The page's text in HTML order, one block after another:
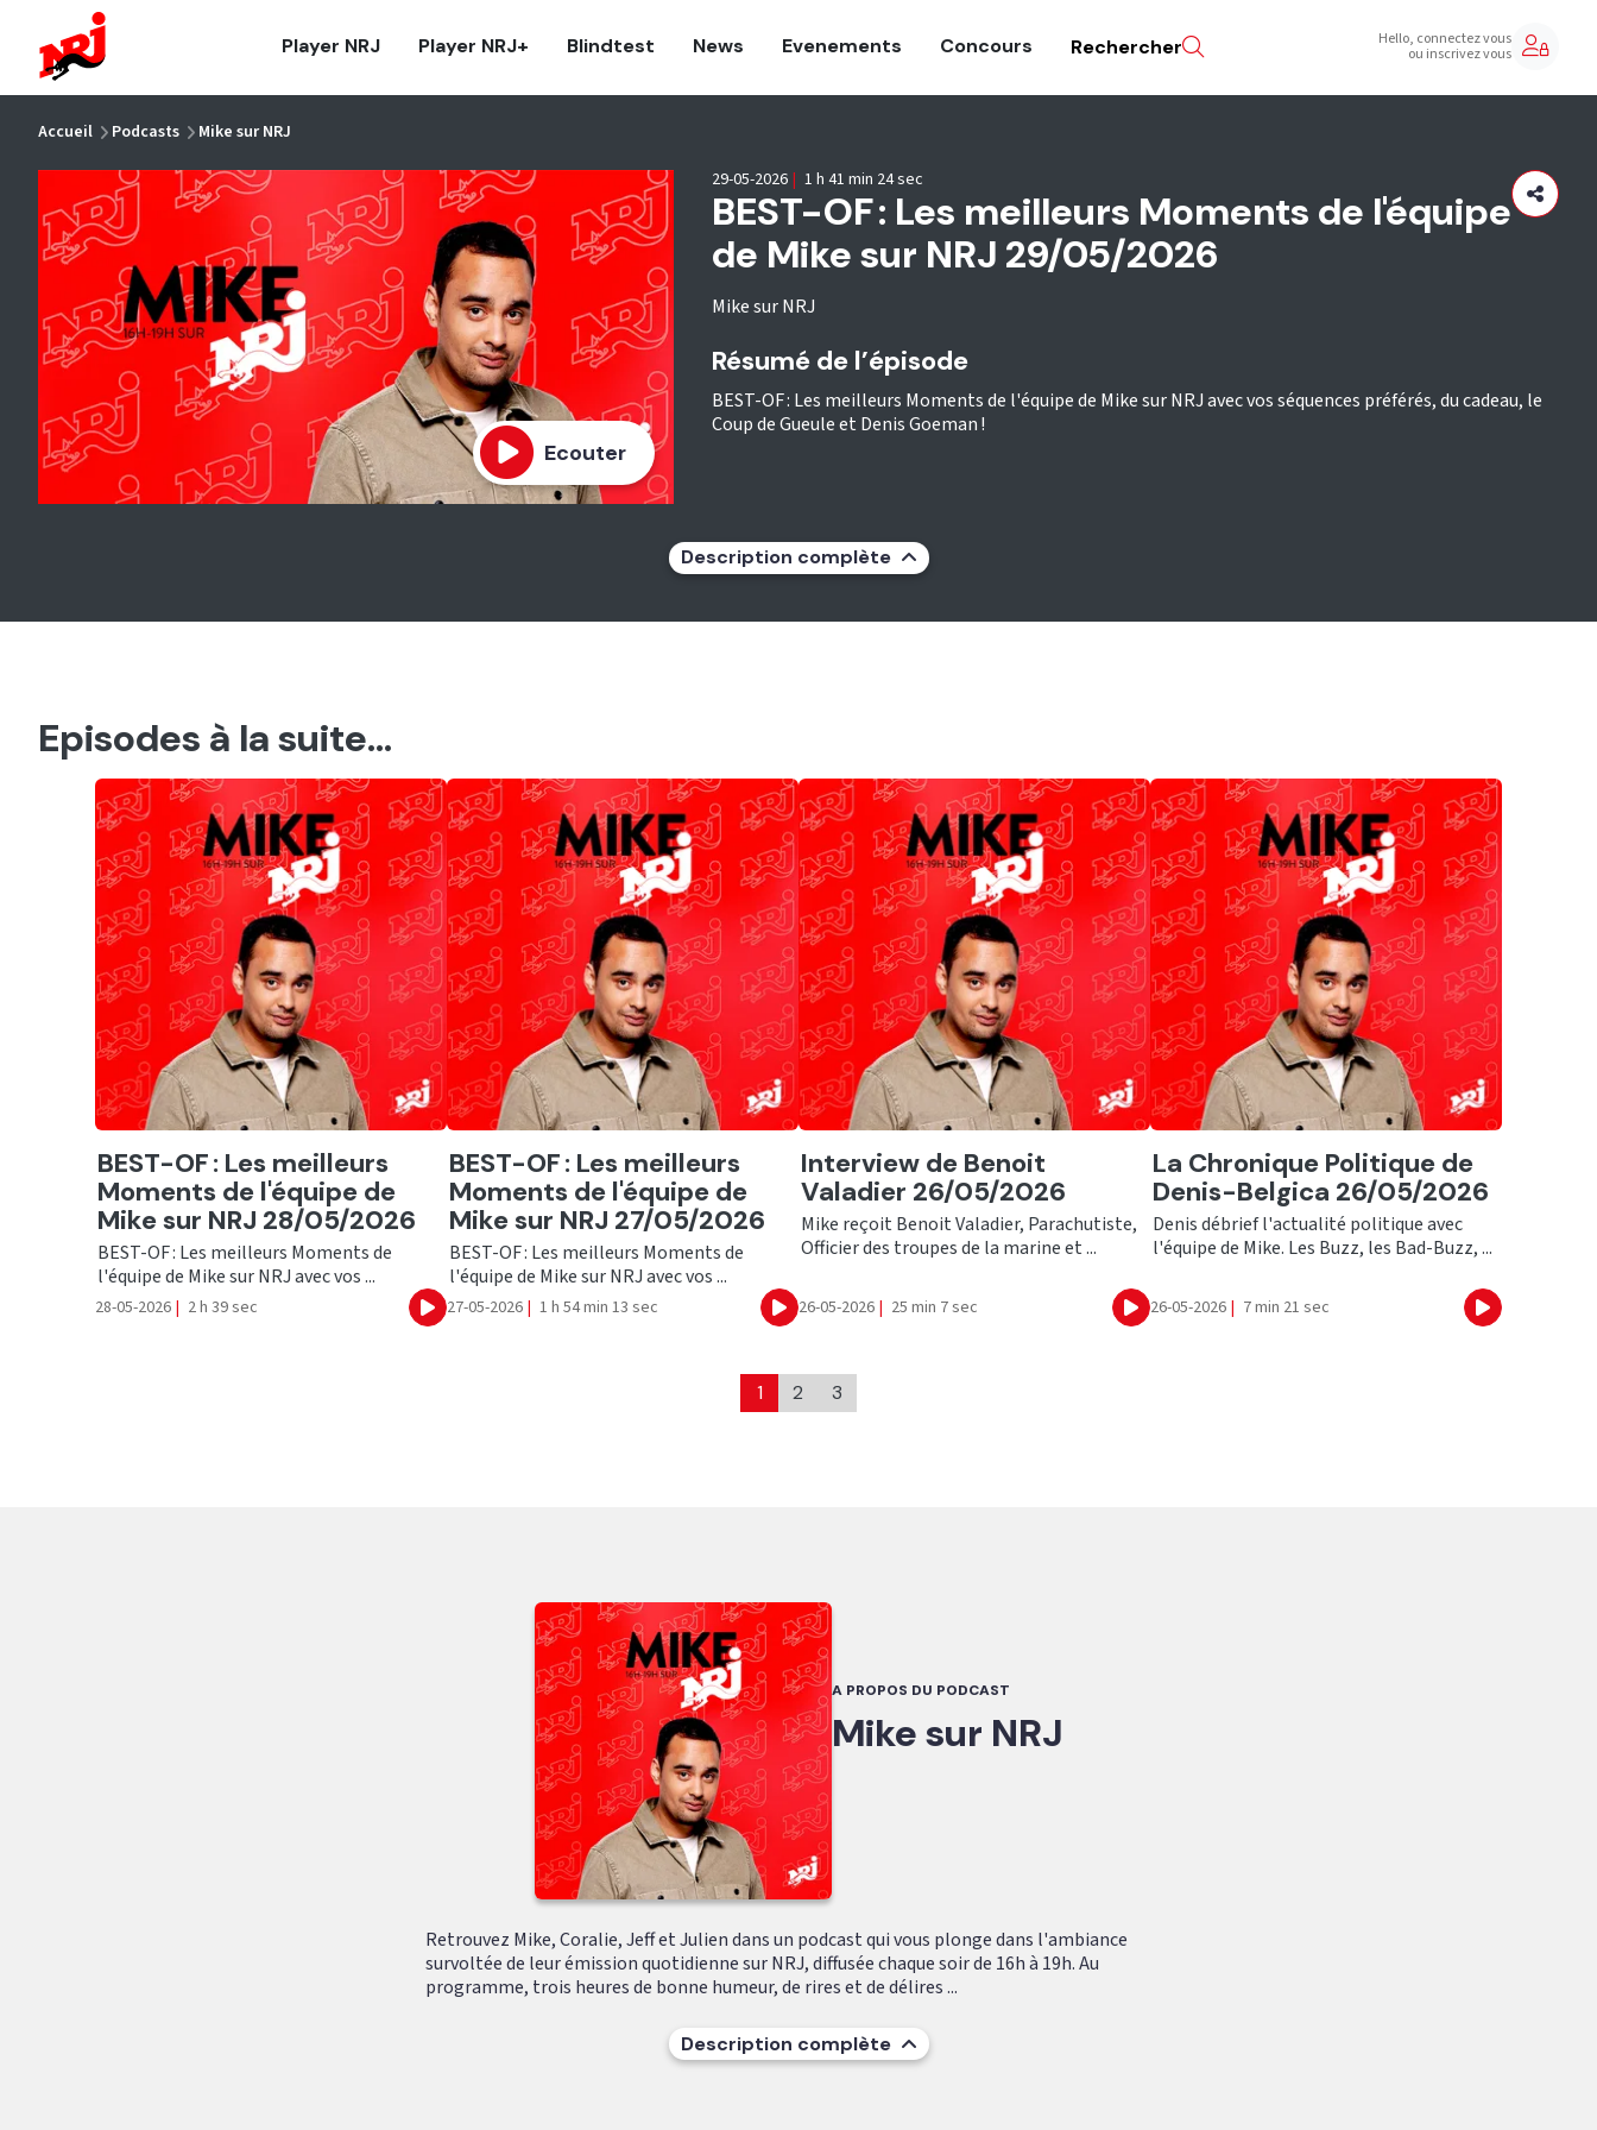
Player NRJ Player NRJ+ Blindtest News Evenements Concours Rechercher Hello, connectez vous
ou inscrivez vous
Accueil Podcasts Mike sur NRJ
Ecouter
BEST-OF : Les meilleurs Moments de l'équipe
de Mike sur NRJ 29/05/2026
Mike sur NRJ
29-05-2026 | 1 h 41 min 24 sec
Résumé de l’épisode
BEST-OF : Les meilleurs Moments de l'équipe de Mike sur NRJ avec vos séquences préférés, du cadeau, le
Coup de Gueule et Denis Goeman !
Description complète
Episodes à la suite...
Ecouter
BEST-OF : Les meilleurs
Moments de l'équipe de
Mike sur NRJ 28/05/2026
BEST-OF : Les meilleurs Moments de
l'équipe de Mike sur NRJ avec vos ...
28-05-2026 | 2 h 39 sec Ecouter
Ecouter
BEST-OF : Les meilleurs
Moments de l'équipe de
Mike sur NRJ 27/05/2026
BEST-OF : Les meilleurs Moments de
l'équipe de Mike sur NRJ avec vos ...
27-05-2026 | 1 h 54 min 13 sec Ecouter
Ecouter
Interview de Benoit
Valadier 26/05/2026
Mike reçoit Benoit Valadier, Parachutiste,
Officier des troupes de la marine et ...
26-05-2026 | 25 min 7 sec Ecouter
Ecouter
La Chronique Politique de
Denis-Belgica 26/05/2026
Denis débrief l'actualité politique avec
l'équipe de Mike. Les Buzz, les Bad-Buzz, ...
26-05-2026 | 7 min 21 sec Ecouter
1 2 3
A PROPOS DU PODCAST
Mike sur NRJ
Retrouvez Mike, Coralie, Jeff et Julien dans un podcast qui vous plonge dans l'ambiance
survoltée de leur émission quotidienne sur NRJ, diffusée chaque soir de 16h à 19h. Au
programme, trois heures de bonne humeur, de rires et de délires ...
Description complète